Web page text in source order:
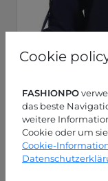
Cookie
FASHIONPO
das beste
weitere
Cookie oder um
Cookie-